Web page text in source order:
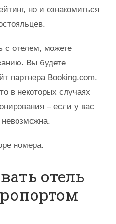
но и ознакомиться
с отелем, можете
Вы будете
партнера Booking.com.
в некоторых случаях
– если у вас
номера.
отель